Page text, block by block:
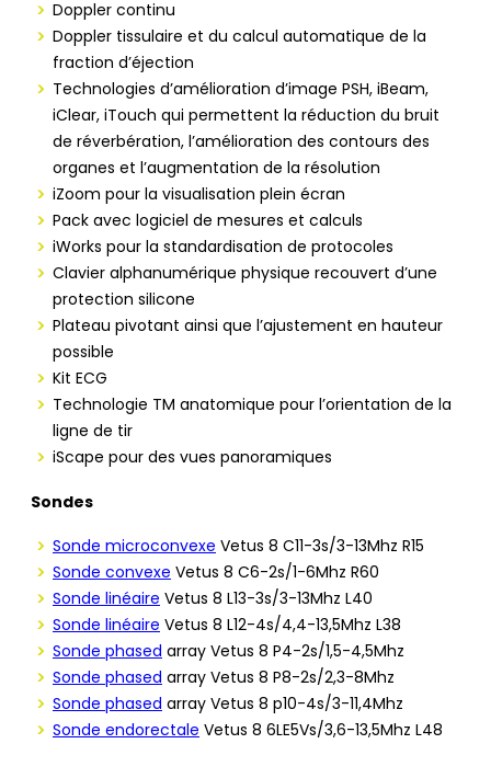
Doppler continu
Doppler tissulaire et du calcul automatique de la
fraction d’éjection
Technologies d’amélioration d’image PSH, iBeam,
iClear, iTouch qui permettent la réduction du bruit
de réverbération, l’amélioration des contours des
organes et l’augmentation de la résolution
iZoom pour la visualisation plein écran
Pack avec logiciel de mesures et calculs
iWorks pour la standardisation de protocoles
Clavier alphanumérique physique recouvert d’une
protection silicone
Plateau pivotant ainsi que l’ajustement en hauteur
possible
Kit ECG
Technologie TM anatomique pour l’orientation de la
ligne de tir
iScape pour des vues panoramiques
Sondes
Sonde microconvexe Vetus 8 C11-3s/3-13Mhz R15
Sonde convexe Vetus 8 C6-2s/1-6Mhz R60
Sonde linéaire Vetus 8 L13-3s/3-13Mhz L40
Sonde linéaire Vetus 8 L12-4s/4,4-13,5Mhz L38
Sonde phased array Vetus 8 P4-2s/1,5-4,5Mhz
Sonde phased array Vetus 8 P8-2s/2,3-8Mhz
Sonde phased array Vetus 8 p10-4s/3-11,4Mhz
Sonde endorectale Vetus 8 6LE5Vs/3,6-13,5Mhz L48